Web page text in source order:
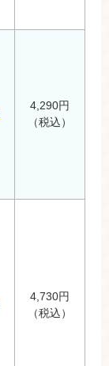
4,290円
（税込）
4,730円
（税込）